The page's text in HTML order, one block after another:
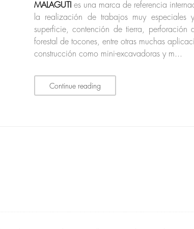
MALAGUTIes una marca de referencia
la realización de trabajos muy especiales
superficie, contención de tierra,
forestal de tocones, entre otras muchas
construcción como mini-excavadoras y m...
Continue reading